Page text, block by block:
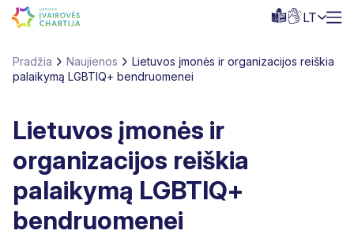
LT
Pradžia Naujienos
Lietuvos įmonės ir organizacijos reiškia
palaikymą LGBTIQ+ bendruomenei
Lietuvos įmonės ir
organizacijos reiškia
palaikymą LGBTIQ+
bendruomenei